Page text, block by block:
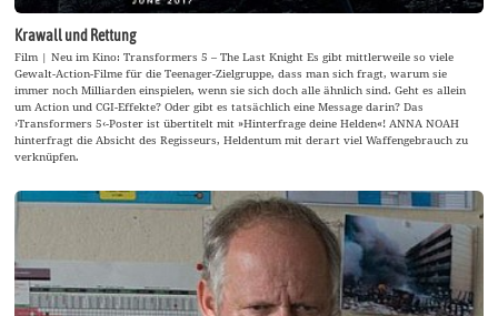
Krawall und Rettung
Film | Neu im Kino: Transformers 5 – The Last Knight Es gibt mittlerweile so viele
Gewalt-Action-Filme für die Teenager-Zielgruppe, dass man sich fragt, warum sie
immer noch Milliarden einspielen, wenn sie sich doch alle ähnlich sind. Geht es allein
um Action und CGI-Effekte? Oder gibt es tatsächlich eine Message darin? Das
›Transformers 5‹-Poster ist übertitelt mit »Hinterfrage deine Helden«! ANNA NOAH
hinterfragt die Absicht des Regisseurs, Heldentum mit derart viel Waffengebrauch zu
verknüpfen.